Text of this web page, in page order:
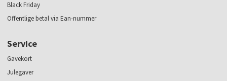
Black Friday
Offentlige betal via Ean-nummer
Service
Gavekort
Julegaver